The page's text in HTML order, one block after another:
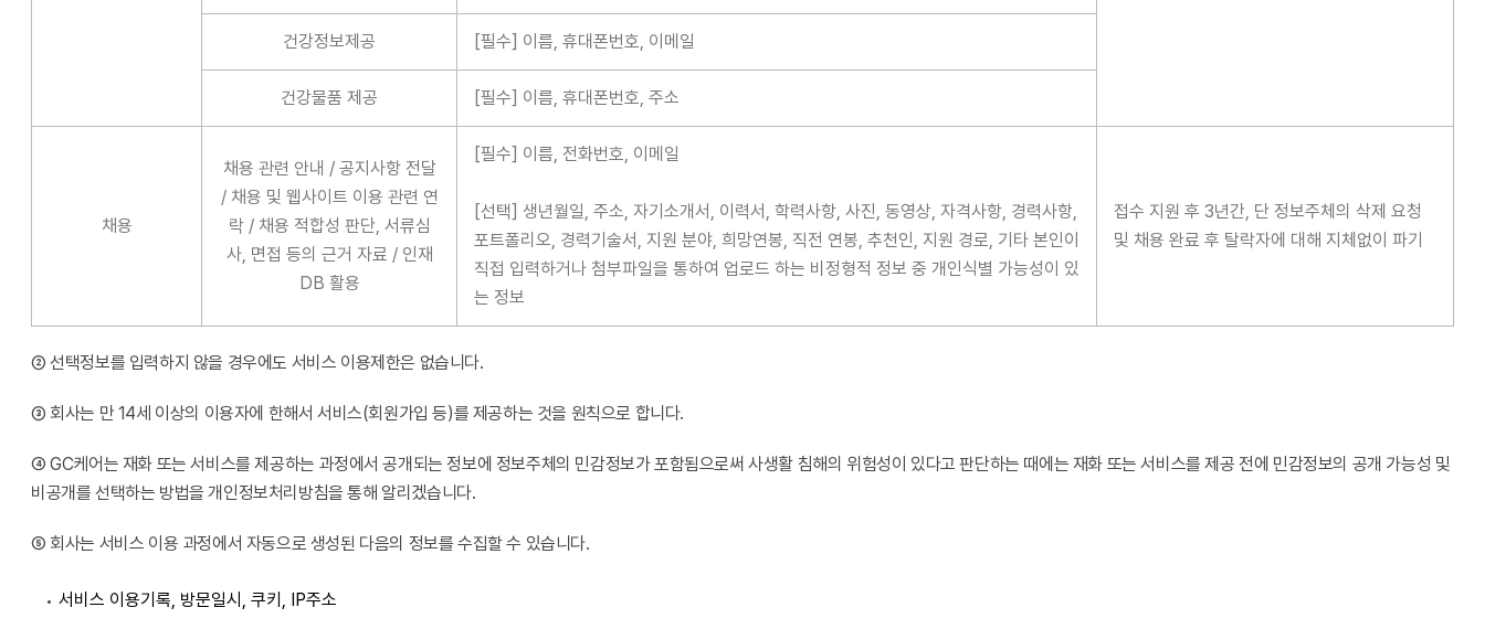
건강정보제공 [필수] 이름, 휴대폰번호, 이메일
건강물품 제공 [필수] 이름, 휴대폰번호, 주소
채용
채용 관련 안내 / 공지사항 전달
/ 채용 및 웹사이트 이용 관련 연
락 / 채용 적합성 판단, 서류심
사, 면접 등의 근거 자료 / 인재
DB 활용
[필수] 이름, 전화번호, 이메일
[선택] 생년월일, 주소, 자기소개서, 이력서, 학력사항, 사진, 동영상, 자격사항, 경력사항,
포트폴리오, 경력기술서, 지원 분야, 희망연봉, 직전 연봉, 추천인, 지원 경로, 기타 본인이
직접 입력하거나 첨부파일을 통하여 업로드 하는 비정형적 정보 중 개인식별 가능성이 있
는 정보
접수 지원 후 3년간, 단 정보주체의 삭제 요청
및 채용 완료 후 탈락자에 대해 지체없이 파기
② 선택정보를 입력하지 않을 경우에도 서비스 이용제한은 없습니다.
③ 회사는 만 14세 이상의 이용자에 한해서 서비스(회원가입 등)를 제공하는 것을 원칙으로 합니다.
④ GC케어는 재화 또는 서비스를 제공하는 과정에서 공개되는 정보에 정보주체의 민감정보가 포함됨으로써 사생활 침해의 위험성이 있다고 판단하는 때에는 재화 또는 서비스를 제공 전에 민감정보의 공개 가능성 및
비공개를 선택하는 방법을 개인정보처리방침을 통해 알리겠습니다.
⑤ 회사는 서비스 이용 과정에서 자동으로 생성된 다음의 정보를 수집할 수 있습니다.
서비스 이용기록, 방문일시, 쿠키, IP주소